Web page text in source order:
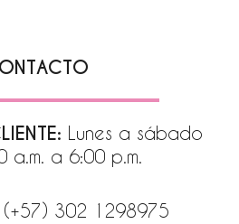
Lunes a sábado
a.m. a 6:00 p.m.
(+57) 302 1298975